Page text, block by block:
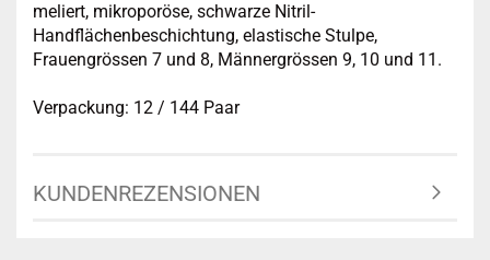
meliert, mikroporöse, schwarze Nitril-
Handflächenbeschichtung, elastische Stulpe,
Frauengrössen 7 und 8, Männergrössen 9, 10 und 11.
Verpackung: 12 / 144 Paar
KUNDENREZENSIONEN